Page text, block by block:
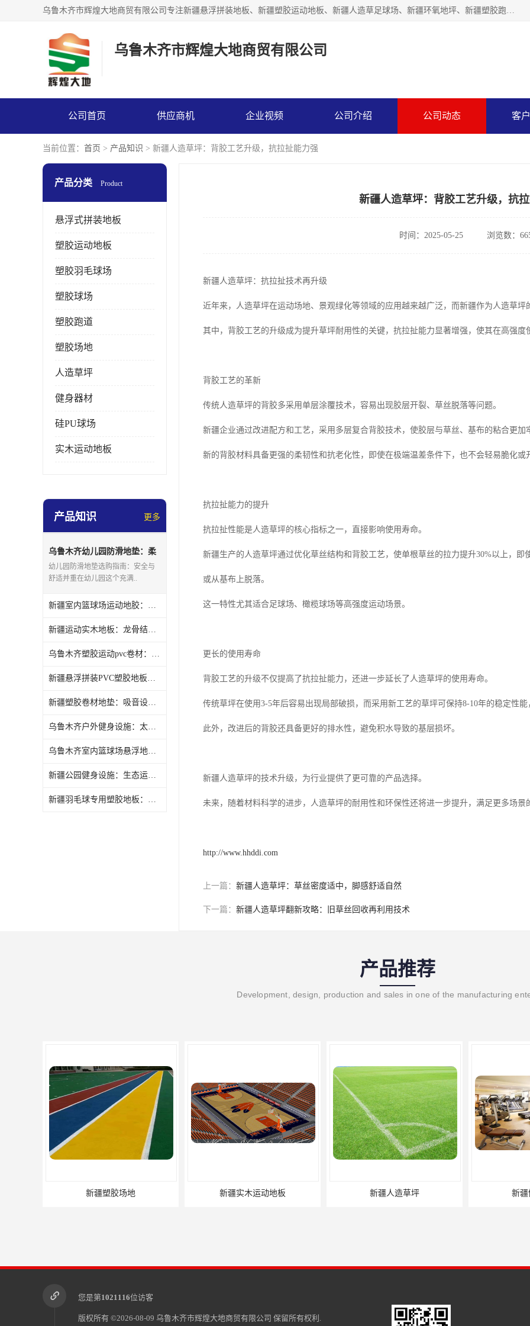
乌鲁木齐市辉煌大地商贸有限公司专注新疆悬浮拼装地板、新疆塑胶运动地板、新疆人造草足球场、新疆环氧地坪、新疆塑胶跑道、新疆舞蹈地板的地面材料供应商。质量优，价格佳，欢迎咨询。
乌鲁木齐市辉煌大地商贸有限公司
公司首页 供应商机 企业视频 公司介绍 公司动态 客
当前位置： 首页 > 产品知识 > 新疆人造草坪：背胶工艺升级，抗拉扯能力强
产品分类 Product
悬浮式拼装地板
塑胶运动地板
塑胶羽毛球场
塑胶球场
塑胶跑道
塑胶场地
人造草坪
健身器材
硅PU球场
实木运动地板
产品知识 更多
乌鲁木齐幼儿园防滑地垫：柔
软舒适呵护肌肤
幼儿园防滑地垫选购指南：安全与
舒适并重在幼儿园这个充满..
新疆室内篮球场运动地胶：抗冲击降低风险
新疆运动实木地板：龙骨结构稳固支撑
乌鲁木齐塑胶运动pvc卷材：抗折性好不易损坏
新疆悬浮拼装PVC塑胶地板：轻便易装节省时间
新疆塑胶卷材地垫：吸音设计减少噪音
乌鲁木齐户外健身设施：太阳能照明深夜安全
乌鲁木齐室内篮球场悬浮地板：快速安装灵活布局
新疆公园健身设施：生态运动畅享绿色生活
新疆羽毛球专用塑胶地板：专注回弹率真实体验
新疆人造草坪：背胶工艺升级，抗
时间：2025-05-25 浏览数：
新疆人造草坪：抗拉扯技术再升级
近年来，人造草坪在运动场地、景观绿化等领域的应用越来越广泛，而新疆作为人造草坪
其中，背胶工艺的升级成为提升草坪耐用性的关键，抗拉扯能力显著增强，使其在高强度
背胶工艺的革新
传统人造草坪的背胶多采用单层涂覆技术，容易出现胶层开裂、草丝脱落等问题。
新疆企业通过改进配方和工艺，采用多层复合背胶技术，使胶层与草丝、基布的粘合更加
新的背胶材料具备更强的柔韧性和抗老化性，即使在极端温差条件下，也不会轻易脆化或
抗拉扯能力的提升
抗拉扯性能是人造草坪的核心指标之一，直接影响使用寿命。
新疆生产的人造草坪通过优化草丝结构和背胶工艺，使单根草丝的拉力提升30%以上，
或从基布上脱落。
这一特性尤其适合足球场、橄榄球场等高强度运动场景。
更长的使用寿命
背胶工艺的升级不仅提高了抗拉扯能力，还进一步延长了人造草坪的使用寿命。
传统草坪在使用3-5年后容易出现局部破损，而采用新工艺的草坪可保持8-10年的稳定性能
此外，改进后的背胶还具备更好的排水性，避免积水导致的基层损坏。
新疆人造草坪的技术升级，为行业提供了更可靠的产品选择。
未来，随着材料科学的进步，人造草坪的耐用性和环保性还将进一步提升，满足更多场景
http://www.hhddi.com
上一篇： 新疆人造草坪：草丝密度适中，脚感舒适自然
下一篇： 新疆人造草坪翻新攻略：旧草丝回收再利用技术
产品推荐
Development, design, production and sales in one of the manufacturing
新疆塑胶场地 新疆实木运动地板 新疆人造草坪 新疆
您是第1021116位访客
版权所有 ©2026-08-09 乌鲁木齐市辉煌大地商贸有限公司 保留所有权利.